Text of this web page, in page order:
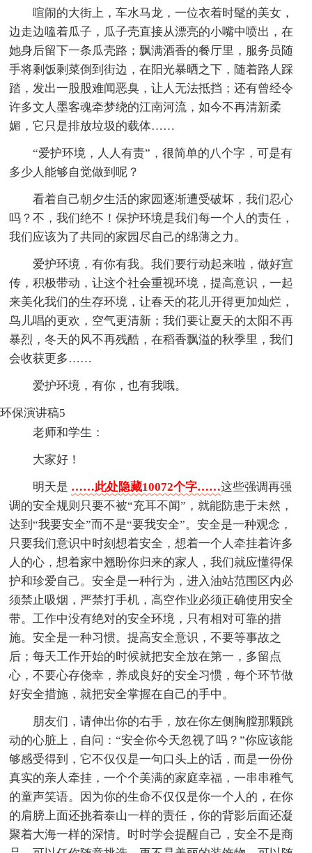
喧闹的大街上，车水马龙，一位衣着时髦的美女，
边走边嗑着瓜子，瓜子壳直接从漂亮的小嘴中喷出，在
她身后留下一条瓜壳路；飘满酒香的餐厅里，服务员随
手将剩饭剩菜倒到街边，在阳光暴晒之下，随着路人踩
踏，发出一股股难闻恶臭，让人无法抵挡；还有曾经令
许多文人墨客魂牵梦绕的江南河流，如今不再清新柔
媚，它只是排放垃圾的载体……
“爱护环境，人人有责”，很简单的八个字，可是有
多少人能够自觉做到呢？
看着自己朝夕生活的家园逐渐遭受破坏，我们忍心
吗？不，我们绝不！保护环境是我们每一个人的责任，
我们应该为了共同的家园尽自己的绵薄之力。
爱护环境，有你有我。我们要行动起来啦，做好宣
传，积极带动，让这个社会重视环境，提高意识，一起
来美化我们的生存环境，让春天的花儿开得更加灿烂，
鸟儿唱的更欢，空气更清新；我们要让夏天的太阳不再
暴烈，冬天的风不再残酷，在稻香飘溢的秋季里，我们
会收获更多……
爱护环境，有你，也有我哦。
环保演讲稿5
老师和学生：
大家好！
明天是 ……此处隐藏10072个字……这些强调再强
调的安全规则只要不被“充耳不闻”，就能防患于未然，
达到“我要安全”而不是“要我安全”。安全是一种观念，
只要我们意识中时刻想着安全，想着一个人牵挂着许多
人的心，想着家中翘盼你归来的家人，我们就应懂得保
护和珍爱自己。安全是一种行为，进入油站范围区内必
须禁止吸烟，严禁打手机，高空作业必须正确使用安全
带。工作中没有绝对的安全环境，只有相对可靠的措
施。安全是一种习惯。提高安全意识，不要等事故之
后；每天工作开始的时候就把安全放在第一，多留点
心，不要心存侥幸，养成良好的安全习惯，每个环节做
好安全措施，就把安全掌握在自己的手中。
朋友们，请伸出你的右手，放在你左侧胸膛那颗跳
动的心脏上，自问：“安全你今天忽视了吗？”你应该能
够感受得到，它不仅仅是一句口头上的话，而是一份份
真实的亲人牵挂，一个个美满的家庭幸福，一串串稚气
的童声笑语。因为你的生命不仅仅是你一个人的，在你
的肩膀上面还挑着泰山一样的责任，你的背影后面还凝
聚着大海一样的深情。时时学会提醒自己，安全不是商